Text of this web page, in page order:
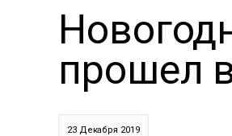
прошел
23 Декабря 2019